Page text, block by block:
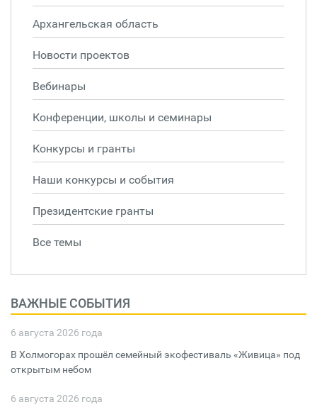
Архангельская область
Новости проектов
Вебинары
Конференции, школы и семинары
Конкурсы и гранты
Наши конкурсы и события
Президентские гранты
Все темы
ВАЖНЫЕ СОБЫТИЯ
6 августа 2026 года
В Холмогорах прошёл семейный экофестиваль «Живица» под
открытым небом
6 августа 2026 года